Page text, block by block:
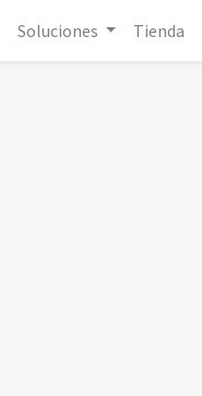
Soluciones Tienda